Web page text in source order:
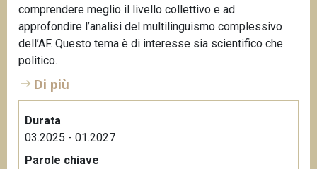
comprendere meglio il livello collettivo e ad
approfondire l’analisi del multilinguismo complessivo
dell’AF. Questo tema è di interesse sia scientifico che
politico.
Di più
Durata
03.2025 - 01.2027
Parole chiave